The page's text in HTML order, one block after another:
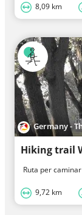
8,09 km
Germany -
Hiking trail
Ruta per
9,72 km